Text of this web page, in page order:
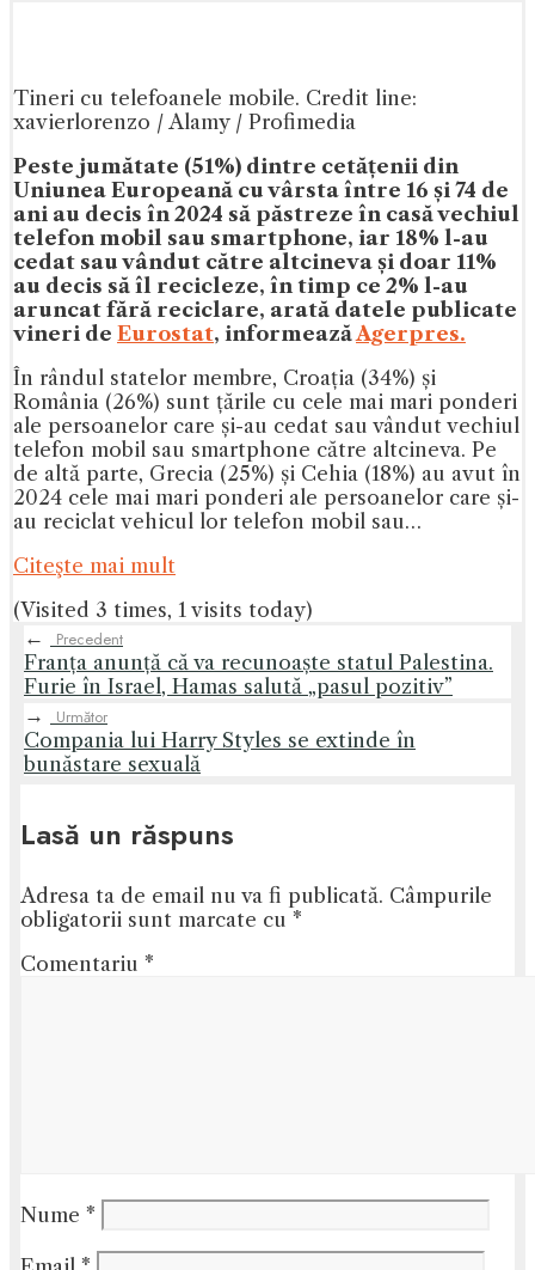
Tineri cu telefoanele mobile. Credit line:
xavierlorenzo / Alamy / Profimedia
Peste jumătate (51%) dintre cetățenii din
Uniunea Europeană cu vârsta între 16 și 74 de
ani au decis în 2024 să păstreze în casă vechiul
telefon mobil sau smartphone, iar 18% l-au
cedat sau vândut către altcineva și doar 11%
au decis să îl recicleze, în timp ce 2% l-au
aruncat fără reciclare, arată datele publicate
vineri de Eurostat, informeazăAgerpres.
În rândul statelor membre, Croația (34%) și
România (26%) sunt țările cu cele mai mari ponderi
ale persoanelor care și-au cedat sau vândut vechiul
telefon mobil sau smartphone către altcineva. Pe
de altă parte, Grecia (25%) și Cehia (18%) au avut în
2024 cele mai mari ponderi ale persoanelor care și-
au reciclat vehicul lor telefon mobil sau…
Citeşte mai mult
(Visited 3 times, 1 visits today)
←
Precedent
Franța anunță că va recunoaște statul Palestina.
Furie în Israel, Hamas salută „pasul pozitiv”
→
Următor
Compania lui Harry Styles se extinde în
bunăstare sexuală
Lasă un răspuns
Adresa ta de email nu va fi publicată. Câmpurile
obligatorii sunt marcate cu *
Comentariu *
Nume *